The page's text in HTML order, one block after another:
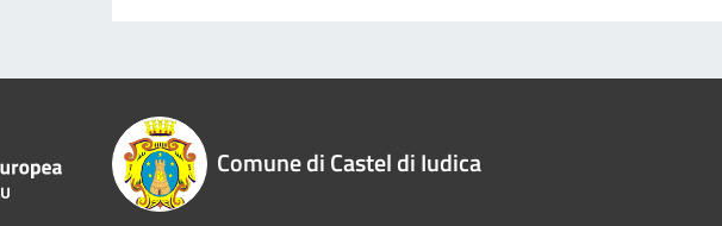
Comune di Castel di Iudica